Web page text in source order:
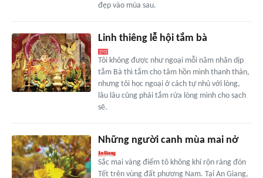
đẹp vào mùa sau.
Linh thiêng lễ hội tắm bà
Tôi không được như ngoại mỗi năm nhân dịp
tắm Bà thì tắm cho tâm hồn mình thanh thản,
nhưng tôi học ngoại ở cách tự nhủ với lòng,
lâu lâu cũng phải tắm rửa lòng mình cho sạch
sẽ.
Những người canh mùa mai nở
Sắc mai vàng điểm tô không khí rộn ràng đón
Tết trên vùng đất phương Nam. Tại An Giang,